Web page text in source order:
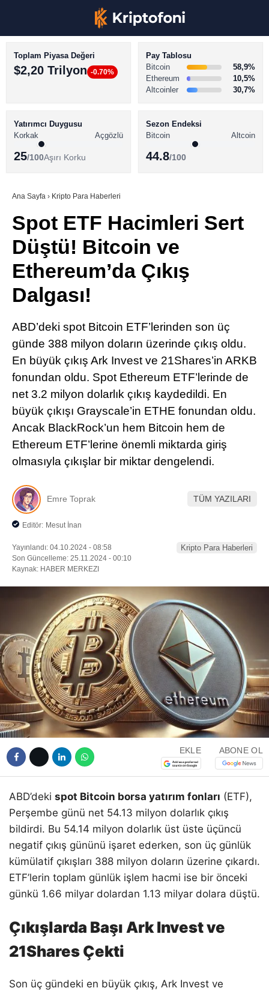
Youtube
Pinterest
Telegram
BİTCOİN HABERLERİ
ALTCOİN HABERLERİ
SÖZLÜK
Toplam Piyasa Değeri
$2,20 Trilyon -0.70%
Pay Tablosu
Bitcoin
58,9%
Ethereum
10,5%
Altcoinler
30,7%
Yatırımcı Duygusu
Korkak
Açgözlü
25/100Aşırı Korku
Sezon Endeksi
Bitcoin
Altcoin
44.8/100
Ana Sayfa › Kripto Para Haberleri
Spot ETF Hacimleri Sert
Düştü! Bitcoin ve
Ethereum’da Çıkış
Dalgası!
ABD’deki spot Bitcoin ETF’lerinden son üç
günde 388 milyon doların üzerinde çıkış oldu.
En büyük çıkış Ark Invest ve 21Shares’in ARKB
fonundan oldu. Spot Ethereum ETF’lerinde de
net 3.2 milyon dolarlık çıkış kaydedildi. En
büyük çıkışı Grayscale’in ETHE fonundan oldu.
Ancak BlackRock’un hem Bitcoin hem de
Ethereum ETF’lerine önemli miktarda giriş
olmasıyla çıkışlar bir miktar dengelendi.
Emre Toprak TÜM YAZILARI
Editör: Mesut İnan
Yayınlandı: 04.10.2024 - 08:58
Son Güncelleme: 25.11.2024 - 00:10
Kaynak: HABER MERKEZI
Kripto Para Haberleri
EKLE ABONE OL
ABD’deki spot Bitcoin borsa yatırım fonları (ETF),
Perşembe günü net 54.13 milyon dolarlık çıkış
bildirdi. Bu 54.14 milyon dolarlık üst üste üçüncü
negatif çıkış gününü işaret ederken, son üç günlük
kümülatif çıkışları 388 milyon doların üzerine çıkardı.
ETF’lerin toplam günlük işlem hacmi ise bir önceki
günkü 1.66 milyar dolardan 1.13 milyar dolara düştü.
Çıkışlarda Başı Ark Invest ve
21Shares Çekti
Son üç gündeki en büyük çıkış, Ark Invest ve